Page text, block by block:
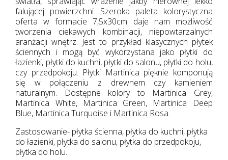
falującej powierzchni. Szeroka paleta kolorystyczna
oferta w formacie 7,5x30cm daje nam możliwość
tworzenia ciekawych kombinacji, niepowtarzalnych
aranżacji wnętrz. Jest to przykład klasycznych płytek
ściennych i mogą być wykorzystana jako płytki do
łazienki, płytki do kuchni, płytki do salonu, płytki do holu,
czy przedpokoju. Płytki Martinica pięknie komponują
się w połączeniu z drewnem czy kamieniem
naturalnym. Dostępne kolory to Martinica Grey,
Martinica White, Martinica Green, Martinica Deep
Blue, Martinica Turquoise i Martinica Rosa.
Zastosowanie- płytka ścienna, płytka do kuchni, płytka
do łazienki, płytka do salonu, płytka do przedpokoju,
płytka do holu.